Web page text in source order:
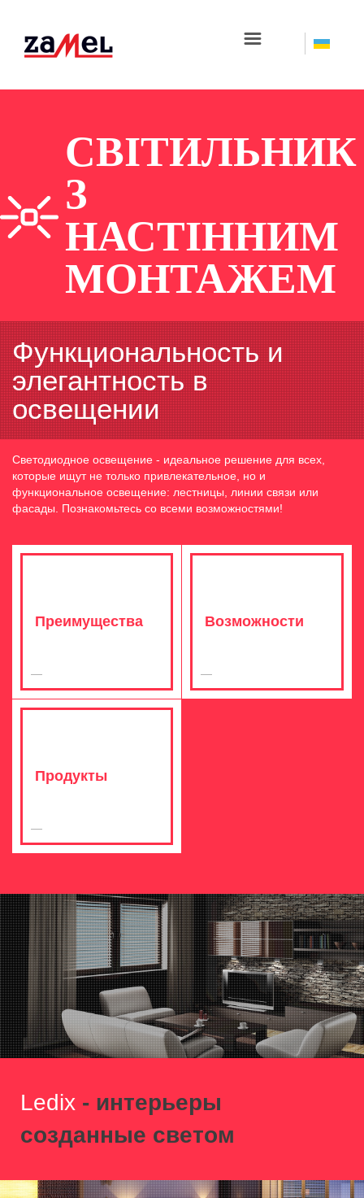
☰
СВІТИЛЬНИК
З
НАСТІННИМ
МОНТАЖЕМ
Функциональность и
элегантность в
освещении
Светодиодное освещение - идеальное решение для всех,
которые ищут не только привлекательное, но и
функциональное освещение: лестницы, линии связи или
фасады. Познакомьтесь со всеми возможностями!
Преимущества Возможности
Продукты
Ledix - интерьеры
созданные светом